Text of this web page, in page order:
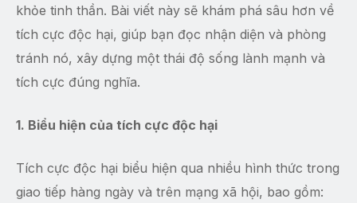
khỏe tinh thần. Bài viết này sẽ khám phá sâu hơn về
tích cực độc hại, giúp bạn đọc nhận diện và phòng
tránh nó, xây dựng một thái độ sống lành mạnh và
tích cực đúng nghĩa.
1. Biểu hiện của tích cực độc hại
Tích cực độc hại biểu hiện qua nhiều hình thức trong
giao tiếp hàng ngày và trên mạng xã hội, bao gồm: